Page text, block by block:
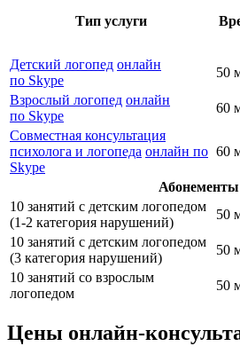
Тип услуги
Детский логопед онлайн
по Skype
50
Взрослый логопед онлайн
по Skype
60
Совместная консультация
психолога и логопеда онлайн по
Skype
60
Абонементы
10 занятий с детским логопедом
(1-2 категория нарушений)
50
10 занятий с детским логопедом
(3 категория нарушений)
50
10 занятий со взрослым
логопедом
50
Цены онлайн-